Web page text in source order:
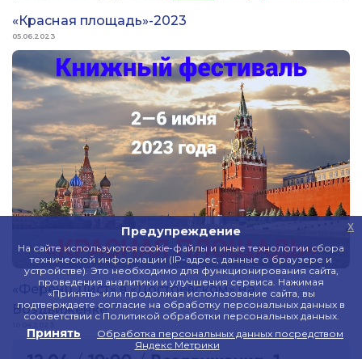
«Красная площадь»-2023
05.06.2023
«Ференц Лист» в «Достоевском» на
Воздвиженке
Предупреждение
На сайте используются cookie-файлы и иные технологии сбора
технической информации (IP-адрес, данные о браузере и
устройстве). Это необходимо для функционирования сайта,
проведения аналитики и улучшения сервиса. Нажимая
«Принять» или продолжая использование сайта, вы
подтверждаете согласие на обработку персональных данных в
соответствии с Политикой обработки персональных данных.
Принять
Обработка персональных данных посредством
Яндекс Метрики
x